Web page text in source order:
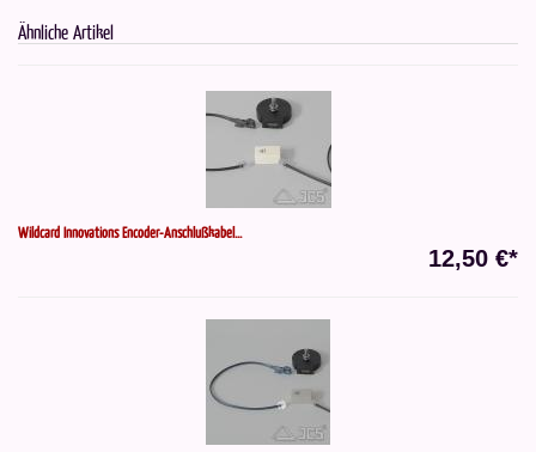
Ähnliche Artikel
Wildcard Innovations Encoder-Anschlußkabel...
12,50 €*